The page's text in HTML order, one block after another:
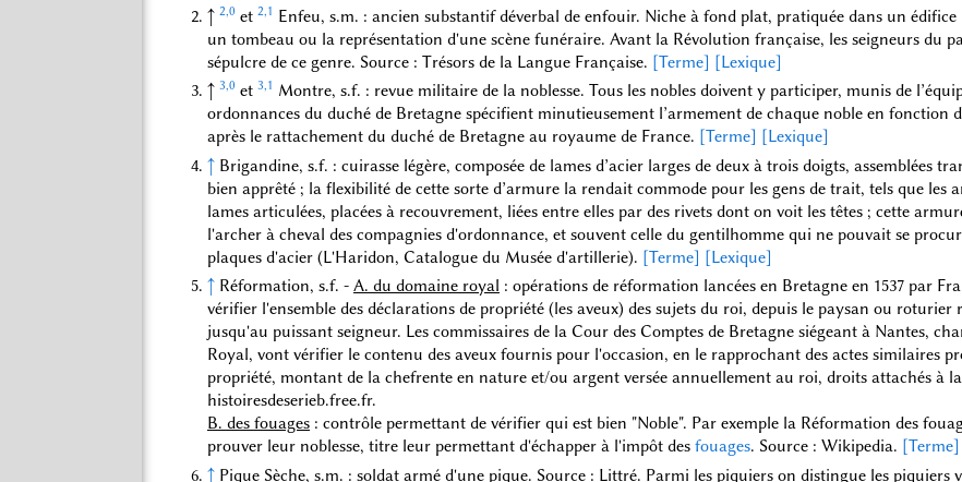
↑ 2,0 et 2,1 Enfeu, s.m. : ancien substantif déverbal de enfouir. Niche à fond plat, pratiquée dans un
un tombeau ou la représentation d'une scène funéraire. Avant la Révolution française, les seigneurs du
sépulcre de ce genre. Source : Trésors de la Langue Française. [Terme] [Lexique]
↑ 3,0 et 3,1 Montre, s.f. : revue militaire de la noblesse. Tous les nobles doivent y participer, munis de
ordonnances du duché de Bretagne spécifient minutieusement l’armement de chaque noble en
après le rattachement du duché de Bretagne au royaume de France. [Terme] [Lexique]
↑ Brigandine, s.f. : cuirasse légère, composée de lames d’acier larges de deux à trois doigts, assemblées
bien apprêté ; la flexibilité de cette sorte d’armure la rendait commode pour les gens de trait, tels que les
lames articulées, placées à recouvrement, liées entre elles par des rivets dont on voit les têtes ; cette
l'archer à cheval des compagnies d'ordonnance, et souvent celle du gentilhomme qui ne pouvait se
plaques d'acier (L'Haridon, Catalogue du Musée d'artillerie). [Terme] [Lexique]
↑ Réformation, s.f. - A. du domaine royal : opérations de réformation lancées en Bretagne en 1537 par
vérifier l'ensemble des déclarations de propriété (les aveux) des sujets du roi, depuis le paysan ou
jusqu'au puissant seigneur. Les commissaires de la Cour des Comptes de Bretagne siégeant à Nantes,
Royal, vont vérifier le contenu des aveux fournis pour l'occasion, en le rapprochant des actes similaires
propriété, montant de la chefrente en nature et/ou argent versée annuellement au roi, droits attachés à
histoiresdeserieb.free.fr.
B. des fouages : contrôle permettant de vérifier qui est bien "Noble". Par exemple la Réformation des
prouver leur noblesse, titre leur permettant d'échapper à l'impôt des fouages. Source : Wikipedia. [Terme]
↑ Pique Sèche, s.m. : soldat armé d'une pique. Source : Littré. Parmi les piquiers on distingue les piquiers